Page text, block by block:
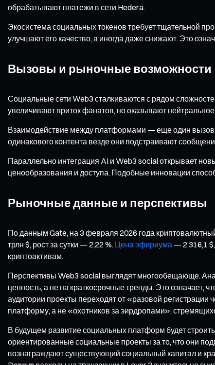
обрабатывают платежи в сети Hedera.
Экосистема социальных токенов требует тщательной
улучшают его качество, а иногда даже снижают. Это
Вызовы и рыночные возможности
Социальные сети Web3 сталкиваются с рядом
увеличивают приток фанатов, но оказывают
Взаимодействие между платформами — еще один
одинакового контента везде они подстраивают
Параллельно интеграция AI и Web3 social открывает
ценообразования и доступа. Подобные инновации
Рыночные данные и перспективы
По данным Gate, на 3 февраля 2026 года
трлн $, рост за сутки — 2,22 %. Цена эфириума — 2 316,1
криптоактивам.
Перспективы Web3 social выглядят многообещающе.
ценность, а не на краткосрочные тренды. Это означает,
аудитории проекты переходят от «разовой
платформу, а не «охотников за эирдропами»,
В будущем развитие социальных платформ будет
ориентированные социальные проекты за то, что они
вознаграждают существующий социальный капитал и